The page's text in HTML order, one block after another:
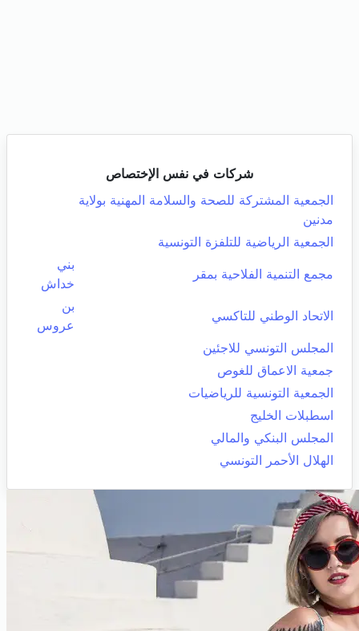
شركات في نفس الإختصاص
الجمعية المشتركة للصحة والسلامة المهنية بولاية
مدنين
الجمعية الرياضية للتلفزة التونسية
مجمع التنمية الفلاحية بمقر
بني
خداش
الاتحاد الوطني للتاكسي
بن
عروس
المجلس التونسي للاجئين
جمعية الاعماق للغوص
الجمعية التونسية للرياضيات
اسطبلات الخليج
المجلس البنكي والمالي
الهلال الأحمر التونسي